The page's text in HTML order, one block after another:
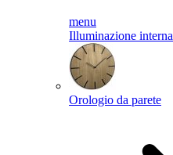
menu
Illuminazione interna
Orologio da parete